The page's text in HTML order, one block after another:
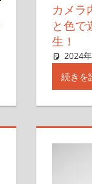
カメラ
と色で
生！
2024
続きを